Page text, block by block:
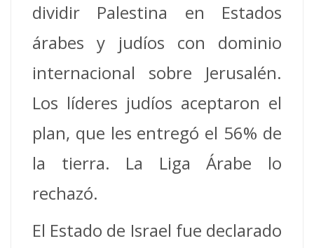
dividir Palestina en Estados
árabes y judíos con dominio
internacional sobre Jerusalén.
Los líderes judíos aceptaron el
plan, que les entregó el 56% de
la tierra. La Liga Árabe lo
rechazó.
El Estado de Israel fue declarado